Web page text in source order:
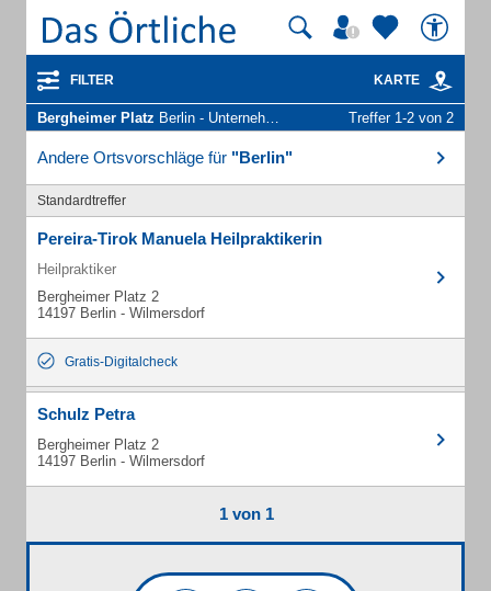
FILTER KARTE
Bergheimer Platz Berlin - Unternehmen und Personen Treffer 1-2 von 2
Andere Ortsvorschläge für "Berlin"
Standardtreffer
Pereira-Tirok Manuela Heilpraktikerin
Heilpraktiker
Bergheimer Platz 2
14197 Berlin - Wilmersdorf
Gratis-Digitalcheck
Schulz Petra
Bergheimer Platz 2
14197 Berlin - Wilmersdorf
1 von 1